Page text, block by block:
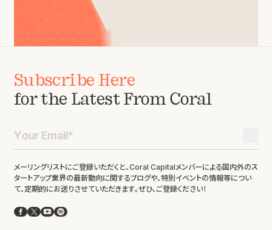
Subscribe Here
for the Latest From Coral
メーリングリストにご登録いただくと、Coral Capitalメンバーによる国内外のス
タートアップ業界の最新動向に関するブログや、特別イベントの情報等につい
て、定期的にお送りさせていただきます。ぜひ、ご登録ください！
Facebook
X YouTube
Spotify